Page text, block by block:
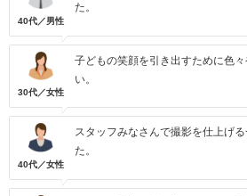
40代／男性
た。
30代／女性
子どもの笑顔を引き出すために色
い。
40代／女性
スタッフみなさんで撮影を仕上げ
た。